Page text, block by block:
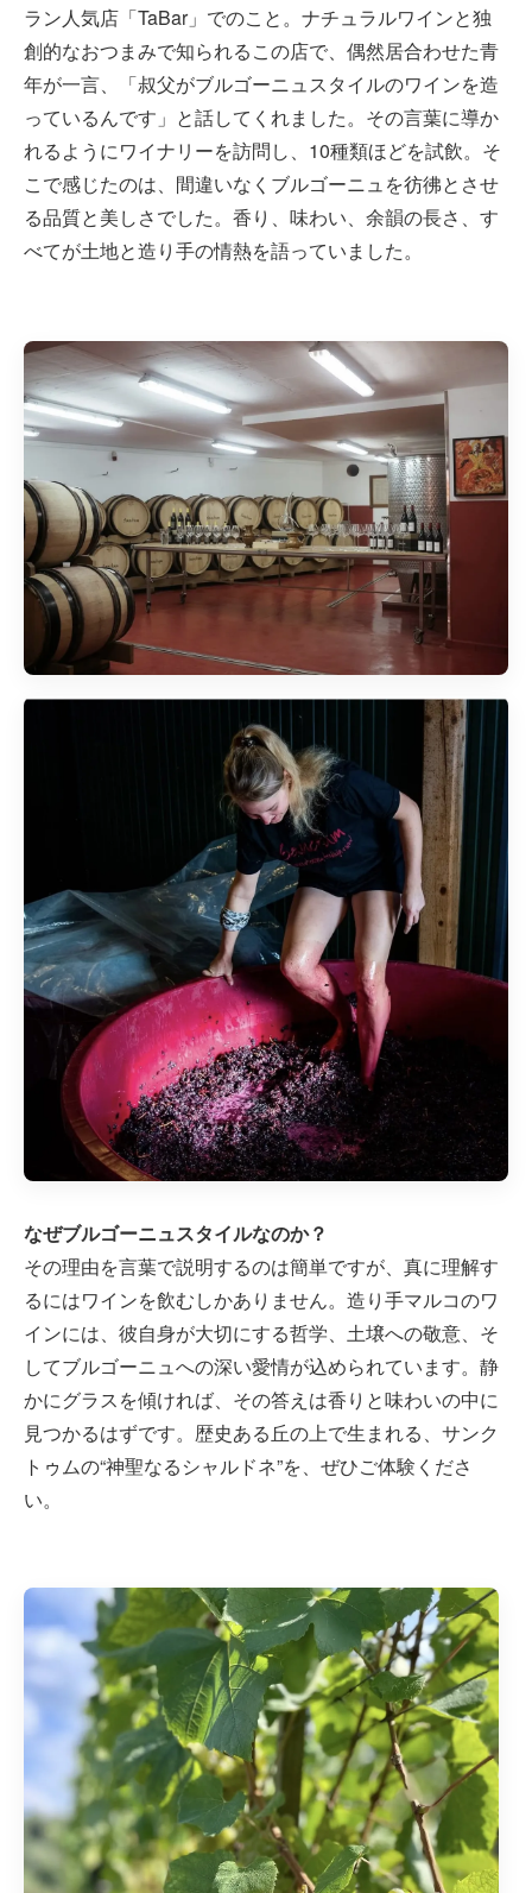
ラン人気店「TaBar」でのこと。ナチュラルワインと独
創的なおつまみで知られるこの店で、偶然居合わせた青
年が一言、「叔父がブルゴーニュスタイルのワインを造
っているんです」と話してくれました。その言葉に導か
れるようにワイナリーを訪問し、10種類ほどを試飲。そ
こで感じたのは、間違いなくブルゴーニュを彷彿とさせ
る品質と美しさでした。香り、味わい、余韻の長さ、す
べてが土地と造り手の情熱を語っていました。
なぜブルゴーニュスタイルなのか？
その理由を言葉で説明するのは簡単ですが、真に理解す
るにはワインを飲むしかありません。造り手マルコのワ
インには、彼自身が大切にする哲学、土壌への敬意、そ
してブルゴーニュへの深い愛情が込められています。静
かにグラスを傾ければ、その答えは香りと味わいの中に
見つかるはずです。歴史ある丘の上で生まれる、サンク
トゥムの“神聖なるシャルドネ”を、ぜひご体験くださ
い。